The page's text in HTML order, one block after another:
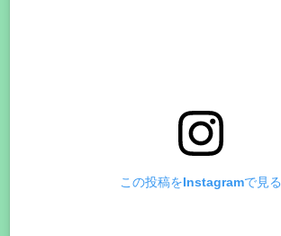
この投稿をInstagramで見る